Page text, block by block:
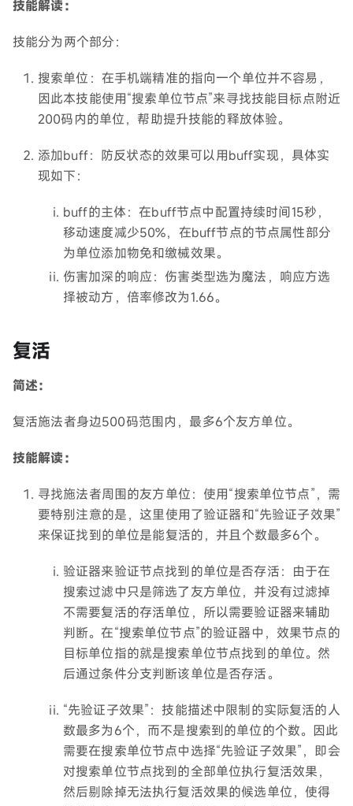
技能解读：
技能分为两个部分：
搜索单位：在手机端精准的指向一个单位并不容易，
因此本技能使用“搜索单位节点”来寻找技能目标点附近
200码内的单位，帮助提升技能的释放体验。
添加buff：防反状态的效果可以用buff实现，具体实
现如下：
buff的主体：在buff节点中配置持续时间15秒，
移动速度减少50%，在buff节点的节点属性部分
为单位添加物免和缴械效果。
伤害加深的响应：伤害类型选为魔法，响应方选
择被动方，倍率修改为1.66。
复活
简述：
复活施法者身边500码范围内，最多6个友方单位。
技能解读：
寻找施法者周围的友方单位：使用“搜索单位节点”，需
要特别注意的是，这里使用了验证器和“先验证子效果”
来保证找到的单位是能复活的，并且个数最多6个。
验证器来验证节点找到的单位是否存活：由于在
搜索过滤中只是筛选了友方单位，并没有过滤掉
不需要复活的存活单位，所以需要验证器来辅助
判断。在“搜索单位节点”的验证器中，效果节点的
目标单位指的就是搜索单位节点找到的单位。然
后通过条件分支判断该单位是否存活。
“先验证子效果”：技能描述中限制的实际复活的人
数最多为6个，而不是搜索到的单位的个数。因此
需要在搜索单位节点中选择“先验证子效果”，即会
对搜索单位节点找到的全部单位执行复活效果，
然后剔除掉无法执行复活效果的候选单位，使得